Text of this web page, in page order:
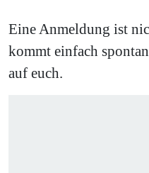
Eine Anmeldung ist
kommt einfach
auf euch.